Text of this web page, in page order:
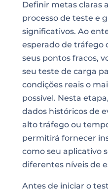
Definir metas claras
processo de teste e
significativos. Ao
esperado de tráfego
seus pontos fracos,
seu teste de carga
condições reais o
possível. Nesta
dados históricos de
alto tráfego ou
permitirá fornecer
como seu aplicativo
diferentes níveis de
Antes de iniciar o